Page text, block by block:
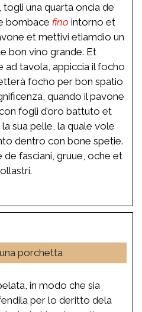
una quarta oncia de
bombace fino intorno et
et mettivi etiamdio un
bon vino grande. Et
ad tavola, appiccia il focho
focho per bon spatio
quando il pavone
fogli d’oro battuto et
sua pelle, la quale vole
dentro con bone spetie.
fasciani, gruue, oche et
porchetta
in modo che sia
per lo deritto dela